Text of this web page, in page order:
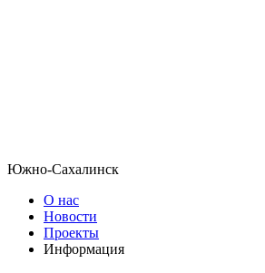
Южно-Сахалинск
О нас
Новости
Проекты
Информация